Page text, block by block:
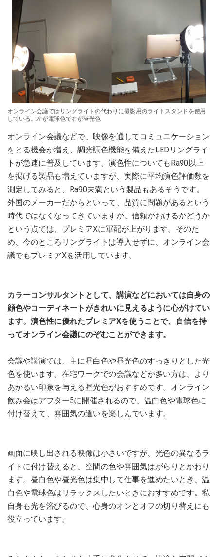
オンライン会議ではリングライトの代わりに撮影用のライトスタンドを使用
している。左が電球色で右が昼光色
オンライン会議などで、映像を通してコミュニケーション
をとる機会が増え、調光調色機能を備えたLEDリングライ
トが急速に普及しています。演色性についてもRa90以上
を掲げる製品も増えていますが、実際に平均演色評価数を
測定してみると、Ra90未満という製品もあるそうです。
外国のメーカーだからといって、品質に問題があるという
時代ではなくなってきていますが、信頼がおけるかどうか
という点では、プレミアXに軍配が上がります。そのた
め、今のところリングライトは導入せずに、オンライン会
議でもプレミアXを活用しています。
カラーコンサルタントとして、講演などにおいては自身の
顔色やコーディネートがきれいに見えるように心がけてい
ます。演色性に優れたプレミアXを使うことで、自信を持
ってオンライン会議にのぞむことができます。
会議や講演では、主に昼白色や昼光色のすっきりとした光
色を使います。在宅ワークでの会議などが多い方は、より
あかるい印象を与える昼光色がおすすめです。オンライン
飲み会はアフター5に開催されるので、温白色や電球色に
付け替えて、雰囲気の違いを楽しんでいます。
画面に映し出される映像は小さいですが、光色の異なるラ
イトに付け替えると、空間の色や雰囲気はがらりとかわり
ます。昼白色や昼光色は集中して仕事を進めたいとき、温
白色や電球色はリラックスしたいときにおすすめです。私
自身も光を浴びるので、心身のオンとオフの切り替えにも
役立っています。